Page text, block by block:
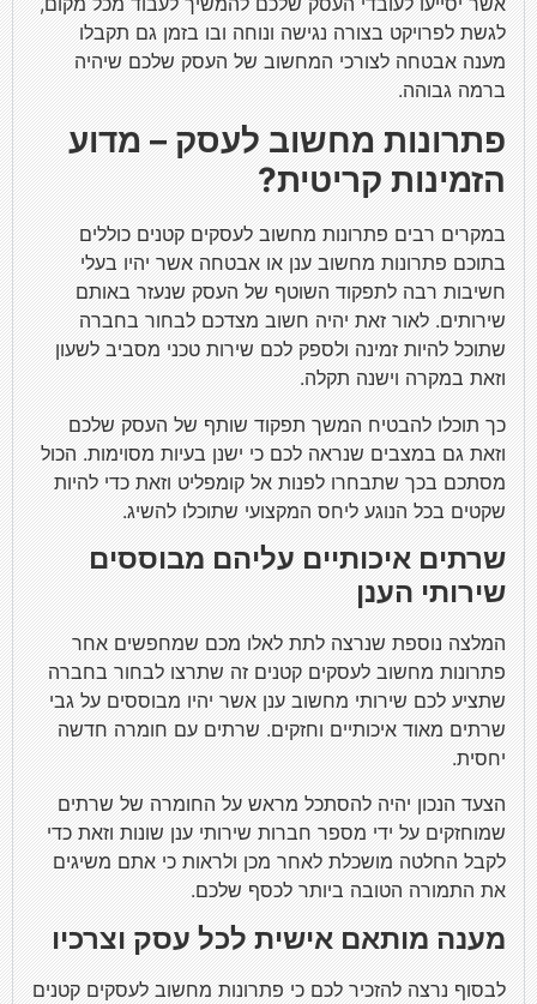
לגשת לפרויקט בצורה נגישה ונוחה ובו בזמן גם תקבלו
מענה אבטחה לצורכי המחשוב של העסק שלכם שיהיה
ברמה גבוהה.
פתרונות מחשוב לעסק – מדוע
הזמינות קריטית?
במקרים רבים פתרונות מחשוב לעסקים קטנים כוללים
בתוכם פתרונות מחשוב ענן או אבטחה אשר יהיו בעלי
חשיבות רבה לתפקוד השוטף של העסק שנעזר באותם
שירותים. לאור זאת יהיה חשוב מצדכם לבחור בחברה
שתוכל להיות זמינה ולספק לכם שירות טכני מסביב לשעון
וזאת במקרה וישנה תקלה.
כך תוכלו להבטיח המשך תפקוד שותף של העסק שלכם
וזאת גם במצבים שנראה לכם כי ישנן בעיות מסוימות. הכול
מסתכם בכך שתבחרו לפנות אל קומפליט וזאת כדי להיות
שקטים בכל הנוגע ליחס המקצועי שתוכלו להשיג.
שרתים איכותיים עליהם מבוססים
שירותי הענן
המלצה נוספת שנרצה לתת לאלו מכם שמחפשים אחר
פתרונות מחשוב לעסקים קטנים זה שתרצו לבחור בחברה
שתציע לכם שירותי מחשוב ענן אשר יהיו מבוססים על גבי
שרתים מאוד איכותיים וחזקים. שרתים עם חומרה חדשה
יחסית.
הצעד הנכון יהיה להסתכל מראש על החומרה של שרתים
שמוחזקים על ידי מספר חברות שירותי ענן שונות וזאת כדי
לקבל החלטה מושכלת לאחר מכן ולראות כי אתם משיגים
את התמורה הטובה ביותר לכסף שלכם.
מענה מותאם אישית לכל עסק וצרכיו
לבסוף נרצה להזכיר לכם כי פתרונות מחשוב לעסקים קטנים